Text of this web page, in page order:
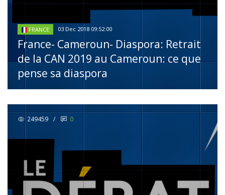
FRANCE 03 Dec 2018 09:52:00
France- Cameroun- Diaspora: Retrait
de la CAN 2019 au Cameroun: ce que
pense sa diaspora
249459 / 0